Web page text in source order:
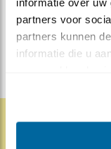
partners voor
partners kunnen
informatie die u
blogs
DEEL DIT BERICHT